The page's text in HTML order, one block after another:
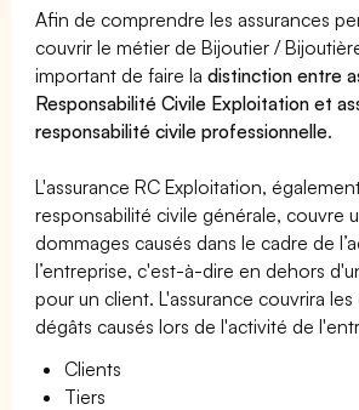
Afin de comprendre les assurances
couvrir le métier de Bijoutier /
important de faire ladistinction entre
Responsabilité Civile Exploitation et
responsabilité civile professionnelle.
L'assurance RC Exploitation,
responsabilité civile générale, couvre
dommages causés dans le cadre de
l’entreprise, c'est-à-dire en dehors
pour un client. L'assurance couvrira
dégâts causés lors de l'activité de
Clients
Tiers